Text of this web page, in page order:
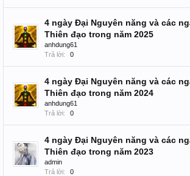
4 ngày Đại Nguyên năng và các
Thiên đạo trong năm 2025
anhdung61
Trả lời:
0
4 ngày Đại Nguyên năng và các
Thiên đạo trong năm 2024
anhdung61
Trả lời:
0
4 ngày Đại Nguyên năng và các
Thiên đạo trong năm 2023
admin
Trả lời:
0